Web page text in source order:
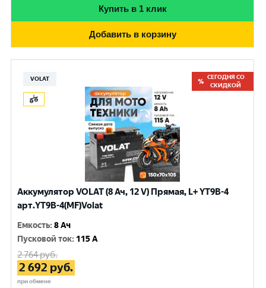
Купить в 1 клик
Добавить в корзину
VOLAT
СЕГОДНЯ СО
СКИДКОЙ
Аккумулятор VOLAT (8 Ач, 12 V) Прямая, L+ YT9B-4
арт.YT9B-4(MF)Volat
Емкость:8 Ач
Пусковой ток: 115 A
2 764руб.
2 692 руб.
при обмене